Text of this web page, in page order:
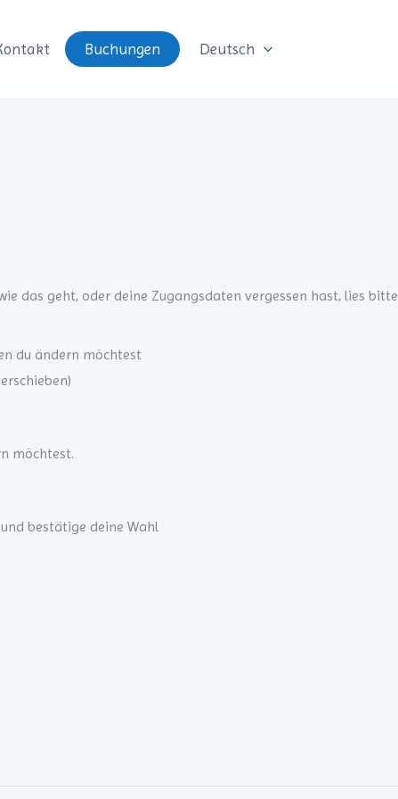
Buchungen Deutsch
das geht, oder deine Zugangsdaten vergessen hast, lies bitte
du ändern möchtest
möchtest.
bestätige deine Wahl